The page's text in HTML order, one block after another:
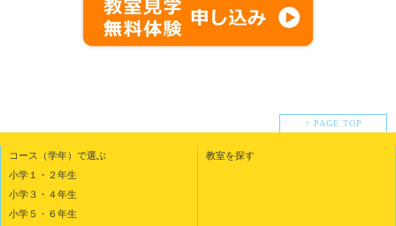
↑ PAGE TOP
コース（学年）で選ぶ
小学１・２年生
小学３・４年生
小学５・６年生
教室を探す